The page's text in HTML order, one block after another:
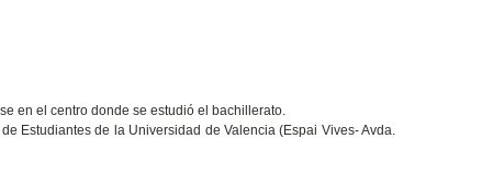
en el centro donde se estudió el bachillerato.
Estudiantes de la Universidad de Valencia (Espai Vives- Avda.